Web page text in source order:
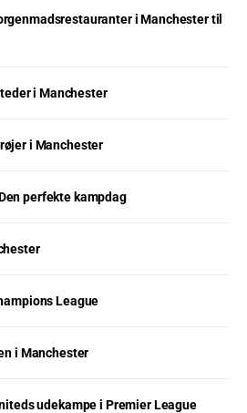
i Manchester til
i Manchester
i Manchester
perfekte kampdag
League
i Manchester
udekampe i Premier League